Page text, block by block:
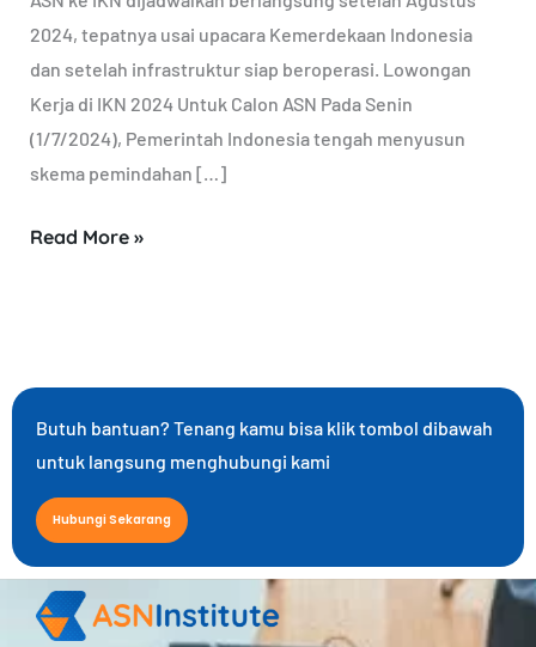
2024, tepatnya usai upacara Kemerdekaan Indonesia
dan setelah infrastruktur siap beroperasi. Lowongan
Kerja di IKN 2024 Untuk Calon ASN Pada Senin
(1/7/2024), Pemerintah Indonesia tengah menyusun
skema pemindahan […]
Read More »
Butuh bantuan? Tenang kamu bisa klik tombol dibawah
untuk langsung menghubungi kami
Hubungi Sekarang